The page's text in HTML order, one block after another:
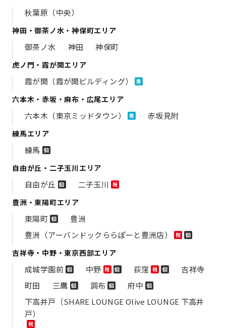
秋葉原（中央）
神田・御茶ノ水・神保町エリア
御茶ノ水 神田 神保町
虎ノ門・霞が関エリア
霞が関（霞が関ビルディング） 専
六本木・赤坂・麻布・広尾エリア
六本木（東京ミッドタウン） 専 赤坂見附
練馬エリア
練馬 個
自由が丘・二子玉川エリア
自由が丘 個 二子玉川 祝
豊洲・東陽町エリア
東陽町 個
豊洲
豊洲（アーバンドックららぽーと豊洲店）
祝 個
吉祥寺・中野・東京西部エリア
成城学園前 個 中野 祝 個 荻窪 祝 個
吉祥寺
町田
三鷹 個 調布 個 府中 個
下高井戸（SHARE LOUNGE Olive LOUNGE 下高井
戸）
祝